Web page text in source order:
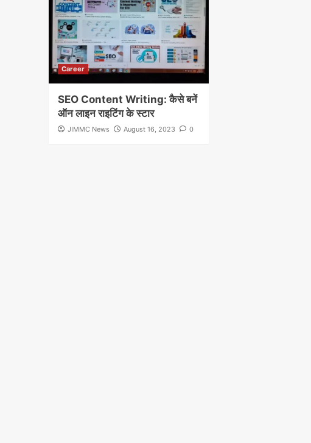
Career
SEO Content Writing: कैसे बनें
ऑन लाइन राइटिंग के स्टार
JIMMC News August 16, 2023 0